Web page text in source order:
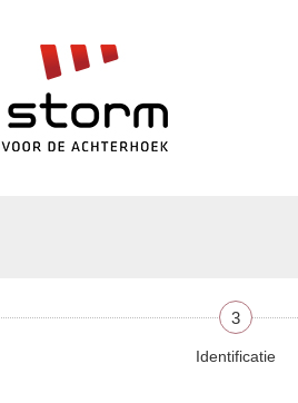
3
Identificatie